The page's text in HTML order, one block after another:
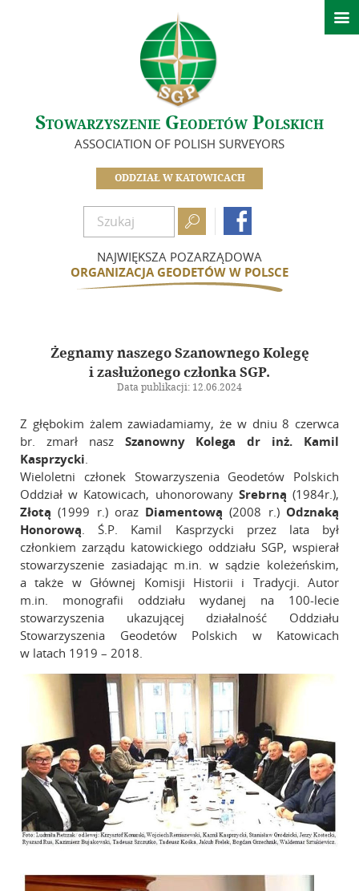
Stowarzyszenie Geodetów Polskich
ASSOCIATION OF POLISH SURVEYORS
ODDZIAŁ W KATOWICACH
 
NAJWIĘKSZA POZARZĄDOWA
ORGANIZACJA GEODETÓW W POLSCE

Aktualności
Informacje – Oddział w Katowicach
Informacje Zarządu Głównego
O nas
Zarząd
Idea i cele
Zostań członkiem
Opłać składkę
Szkolenia
Galeria
Linki
Instytucje geodezyjne
Ośrodki naukowe
Organizacje międzynarodowe
Standardy techniczne
Kontakt
Żegnamy naszego Szanownego Kolegę
i zasłużonego członka SGP.
Data publikacji: 12.06.2024
Z głębokim żalem zawiadamiamy, że w dniu 8 czerwca
br. zmarł nasz Szanowny Kolega dr inż. Kamil
Kasprzycki
Wieloletni członek Stowarzyszenia Geodetów Polskich
Oddział w Katowicach, uhonorowany Srebrną (1984r.),
Złotą (1999 r.) oraz Diamentową (2008 r.) Odznaką
Honorową . Ś.P. Kamil Kasprzycki przez lata był
członkiem zarządu katowickiego oddziału SGP, wspierał
stowarzyszenie zasiadając m.in. w sądzie koleżeńskim,
a także w Głównej Komisji Historii i Tradycji. Autor
m.in. monografii oddziału wydanej na 100-lecie
stowarzyszenia ukazującej działalność Oddziału
Stowarzyszenia Geodetów Polskich w Katowicach
w latach 1919 – 2018.